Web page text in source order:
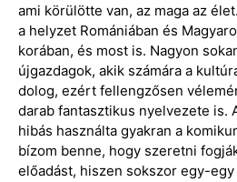
ami körülötte van, az maga az
a helyzet Romániában és
korában, és most is. Nagyon
újgazdagok, akik számára a
dolog, ezért fellengzősen
darab fantasztikus nyelvezete is.
hibás használta gyakran a
bízom benne, hogy szeretni
előadást, hiszen sokszor egy-